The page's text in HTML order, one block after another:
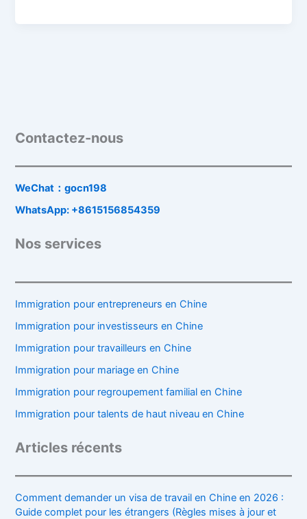
Contactez-nous
WeChat：gocn198
WhatsApp: +8615156854359
Nos services
Immigration pour entrepreneurs en Chine
Immigration pour investisseurs en Chine
Immigration pour travailleurs en Chine
Immigration pour mariage en Chine
Immigration pour regroupement familial en Chine
Immigration pour talents de haut niveau en Chine
Articles récents
Comment demander un visa de travail en Chine en 2026 :
Guide complet pour les étrangers (Règles mises à jour et